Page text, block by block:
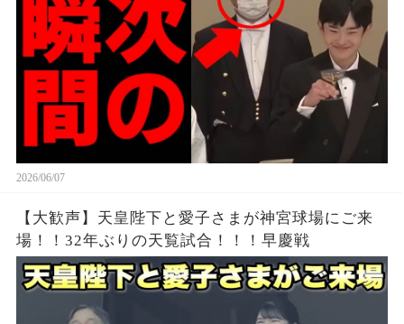
2026/06/07
【大歓声】天皇陛下と愛子さまが神宮球場にご来
場！！32年ぶりの天覧試合！！！早慶戦